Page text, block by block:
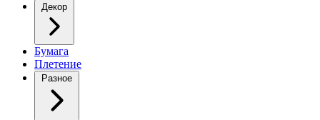
Декор
Бумага
Плетение
Разное